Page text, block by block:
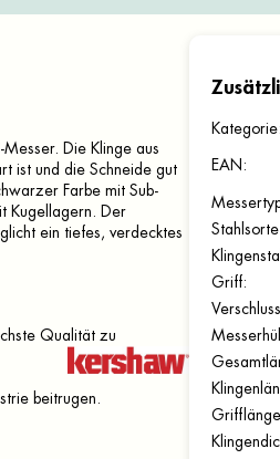
Die Klinge aus
ist und die Schneide gut
Farbe mit Sub-
Kugellagern. Der
ein tiefes, verdecktes
Qualität zu
beitrugen.
Kategorie:
EAN :
Stahlsorte
Griff:
Grifflänge